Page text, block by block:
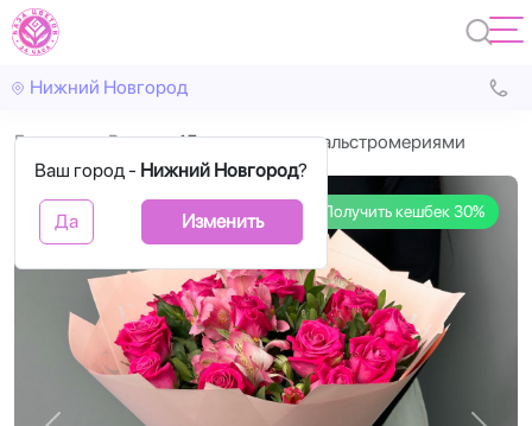
Нижний Новгород
Ваш город - Нижний Новгород?
Да Изменить
Главная Розы 15 розовых роз с альстромериями
Получить кешбек 30%